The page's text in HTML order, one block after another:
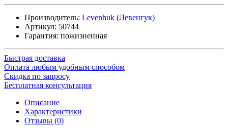
Производитель: Levenhuk (Левенгук)
Артикул: 50744
Гарантия: пожизненная
Быстрая доставка
Оплата любым удобным способом
Скидка по запросу
Бесплатная консультация
Описание
Характеристики
Отзывы (0)